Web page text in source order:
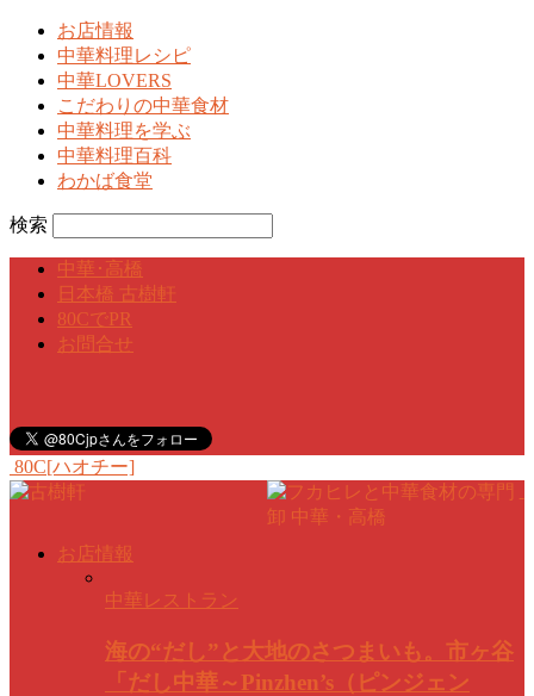
お店情報
中華料理レシピ
中華LOVERS
こだわりの中華食材
中華料理を学ぶ
中華料理百科
わかば食堂
検索
中華･高橋
日本橋 古樹軒
80CでPR
お問合せ
80C[ハオチー]
お店情報
中華レストラン
海の“だし”と大地のさつまいも。市ヶ谷
「だし中華～Pinzhen’s（ピンジェン